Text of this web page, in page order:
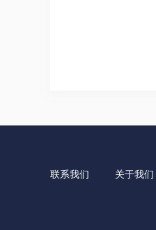
联系我们 关于我们